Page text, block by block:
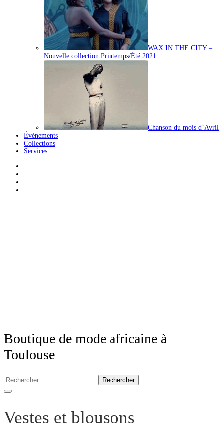
WAX IN THE CITY –
Nouvelle collection Printemps/Été 2021
Chanson du mois d’Avril
Évènements
Collections
Services
Boutique de mode africaine à
Toulouse
Rechercher
Vestes et blousons